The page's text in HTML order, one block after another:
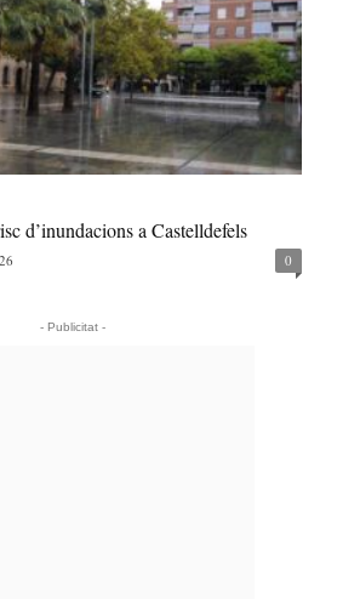
d’inundacions a Castelldefels
0
- Publicitat -